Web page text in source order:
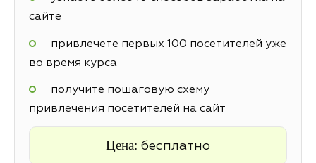
сайте
привлечете первых 100 посетителей уже
во время курса
получите пошаговую схему
привлечения посетителей на сайт
Цена: бесплатно